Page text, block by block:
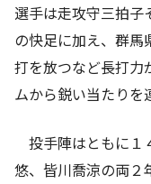
選手は走攻守三拍子
の快足に加え、群
打を放つなど長打力
ムから鋭い当たりを
投手陣はともに１
悠、皆川喬涼の両２